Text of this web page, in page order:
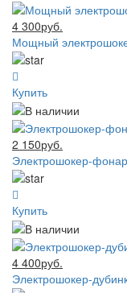
4 300руб.
Мощный
Купить
2 150руб.
Электрошокер-
Купить
4 400руб.
Электрошокер-